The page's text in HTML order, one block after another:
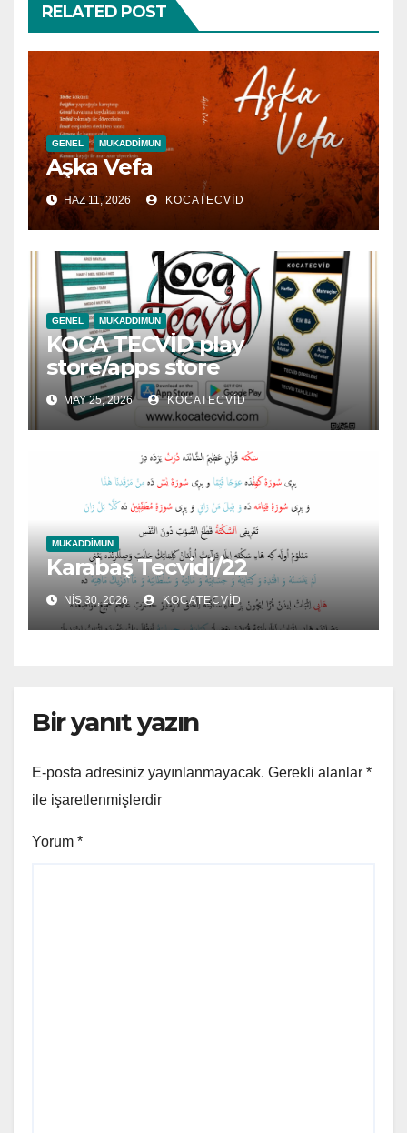
RELATED POST
GENEL MUKADDIMUN
Aşka Vefa
HAZ 11, 2026 KOCATECVID
GENEL MUKADDIMUN
KOCA TECVİD play
store/apps store
MAY 25, 2026 KOCATECVID
MUKADDIMUN
Karabaş Tecvidi/22
NIS 30, 2026 KOCATECVID
Bir yanıt yazın
E-posta adresiniz yayınlanmayacak. Gerekli alanlar *
ile işaretlenmişlerdir
Yorum *